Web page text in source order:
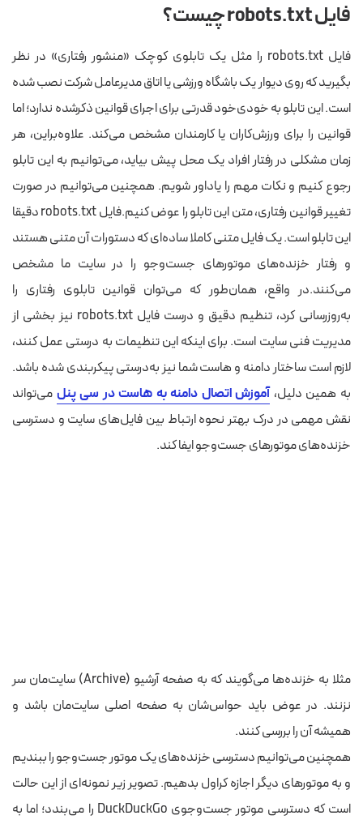
فایل robots.txt چیست؟
فایل robots.txt را مثل یک تابلوی کوچک «منشور رفتاری» در نظر
بگیرید که روی دیوار یک باشگاه ورزشی یا اتاق مدیرعامل شرکت نصب شده
است. این تابلو به خودی‌خود قدرتی برای اجرای قوانین ذکرشده ندارد؛ اما
قوانین را برای ورزش‌کاران یا کارمندان مشخص می‌کند. علاوه‌براین، هر
زمان مشکلی در رفتار افراد یک محل پیش بیاید، می‌توانیم به این تابلو
رجوع کنیم و نکات مهم را یاداور شویم. همچنین می‌توانیم در صورت
تغییر قوانین رفتاری، متن این تابلو را عوض کنیم.فایل robots.txt دقیقا
این تابلو است. یک فایل متنی کاملا ساده‌ای که دستورات آن متنی هستند
و رفتار خزنده‌های موتورهای جست‌وجو را در سایت ما مشخص
می‌کنند.در واقع، همان‌طور که می‌توان قوانین تابلوی رفتاری را
به‌روزرسانی کرد، تنظیم دقیق و درست فایل robots.txt نیز بخشی از
مدیریت فنی سایت است. برای اینکه این تنظیمات به درستی عمل کنند،
لازم است ساختار دامنه و هاست شما نیز به‌درستی پیکربندی شده باشد.
به همین دلیل،آموزش اتصال دامنه به هاست در سی پنل می‌تواند
نقش مهمی در درک بهتر نحوه ارتباط بین فایل‌های سایت و دسترسی
خزنده‌های موتورهای جست‌وجو ایفا کند.
مثلا به خزنده‌ها می‌گویند که به صفحه آرشیو (Archive) سایت‌مان سر
نزنند. در عوض باید حواس‌شان به صفحه اصلی سایت‌مان باشد و
همیشه آن را بررسی کنند.
همچنین می‌توانیم دسترسی خزنده‌های یک موتور جست‌وجو را ببندیم
و به موتورهای دیگر اجازه کراول بدهیم. تصویر زیر نمونه‌ای از این حالت
است که دسترسی موتور جست‌وجوی DuckDuckGo را می‌بندد؛ اما به